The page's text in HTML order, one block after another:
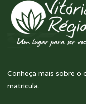
Conheça mais sobre o
matrícula.